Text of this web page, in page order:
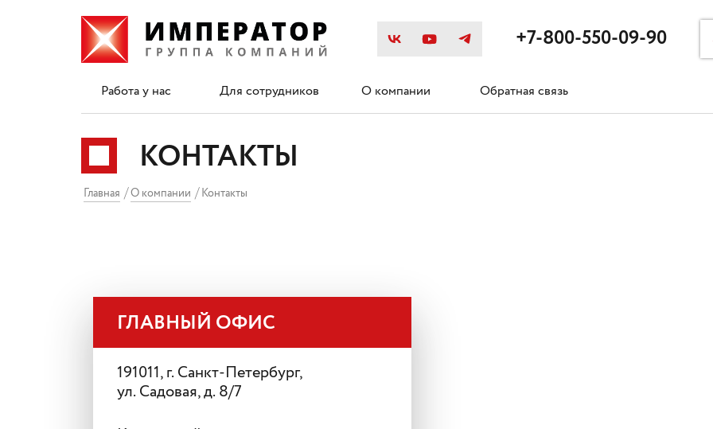
+7-800-550-09-90
Работа у нас Для сотрудников О компании Обратная связь
КОНТАКТЫ
Главная О компании Контакты
ГЛАВНЫЙ ОФИС
191011, г. Санкт-Петербург,
ул. Садовая, д. 8/7